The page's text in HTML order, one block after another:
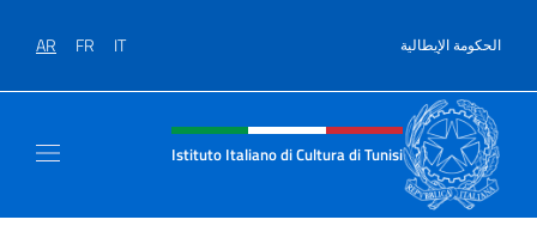
الحكومة الإيطالية IT
FR
AR
Intestazione sito, social e menù
Istituto Italiano di Cultura di Tunisi